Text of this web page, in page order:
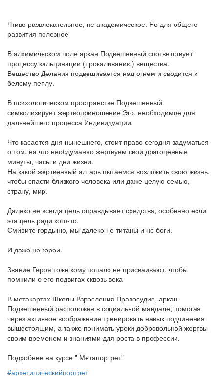
Чтиво развлекательное, не академическое. Но для общего
развития полезное
В алхимическом поле аркан Подвешенный соответствует
процессу кальцинации (прокаливанию) вещества.
Вещество Делания подвешивается над огнем и сводится к
белому пеплу.
В психологическом пространстве Подвешенный
символизирует жертвоприношение Эго, необходимое для
дальнейшего процесса Индивидуации.
Что касается дня нынешнего, стоит право сегодня задуматься
о том, на что необдуманно жертвуем свои драгоценные
минуты, часы и дни жизни.
На какой жертвенный алтарь пытаемся возложить свою жизнь,
чтобы спасти близкого человека или даже целую семью,
страну, мир.
Далеко не всегда цель оправдывает средства, особенно если
эта цель ради кого-то.
Смирите гордыню, мы далеко не титаны и не боги.
И даже не герои.
Звание Героя тоже кому попало не присваивают, чтобы
помнили о его подвигах сквозь века
В метакартах Школы Взросления Правосудие, аркан
Подвешенный расположен в социальной мандале, помогая
через активное воображение тренировать навык подчинения
вышестоящим, а также понимать уроки добровольной жертвы
своим временем и знаниями для роста в профессии.
Подробнее на курсе " Метапортрет"
#архетипическийпортрет